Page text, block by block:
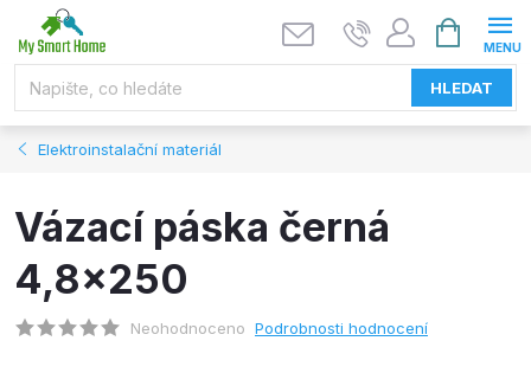
HLEDAT
NÁKUPNÍ
KOŠÍK
Elektroinstalační materiál
Vázací páska černá
4,8x250
Neohodnoceno Podrobnosti hodnocení